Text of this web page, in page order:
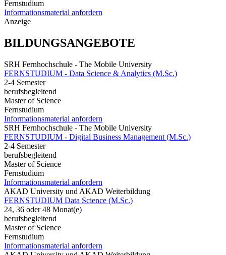
Fernstudium
Informationsmaterial anfordern
Anzeige
BILDUNGSANGEBOTE
SRH Fernhochschule - The Mobile University
FERNSTUDIUM - Data Science & Analytics (M.Sc.)
2-4 Semester
berufsbegleitend
Master of Science
Fernstudium
Informationsmaterial anfordern
SRH Fernhochschule - The Mobile University
FERNSTUDIUM - Digital Business Management (M.Sc.)
2-4 Semester
berufsbegleitend
Master of Science
Fernstudium
Informationsmaterial anfordern
AKAD University und AKAD Weiterbildung
FERNSTUDIUM Data Science (M.Sc.)
24, 36 oder 48 Monat(e)
berufsbegleitend
Master of Science
Fernstudium
Informationsmaterial anfordern